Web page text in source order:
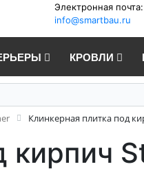
Электронная почта:
info@smartbau.ru
КРОВЛИ
Клинкерная плитка под